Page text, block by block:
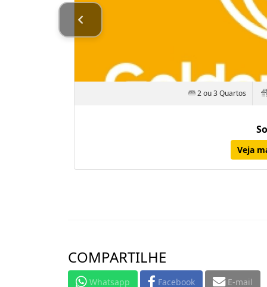
2 ou 3 Quartos
Veja
COMPARTILHE
Whatsapp Facebook E-mail